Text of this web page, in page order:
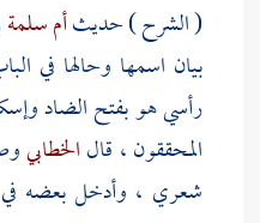
( الشرح ) حديثأم سلمة
بيان اسمها وحالها في
رأسي هو بفتح الضاد
المحققون ، قالالخطابي
شعري ، وأدخل بعضه